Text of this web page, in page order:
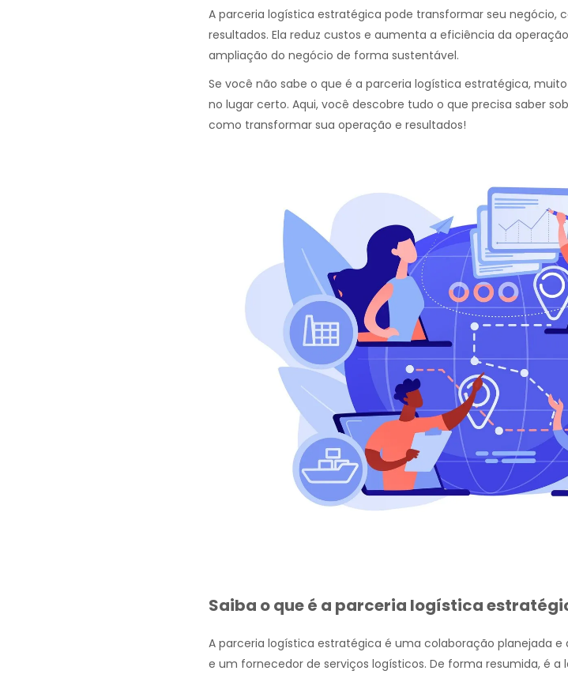
A parceria logística estratégica pode transformar seu negócio,
resultados. Ela reduz custos e aumenta a eficiência da
ampliação do negócio de forma sustentável.
Se você não sabe o que é a parceria logística estratégica,
no lugar certo. Aqui, você descobre tudo o que precisa saber
como transformar sua operação e resultados!
Saiba o que é a parceria logística
A parceria logística estratégica é uma colaboração planejada
e um fornecedor de serviços logísticos. De forma resumida, é a